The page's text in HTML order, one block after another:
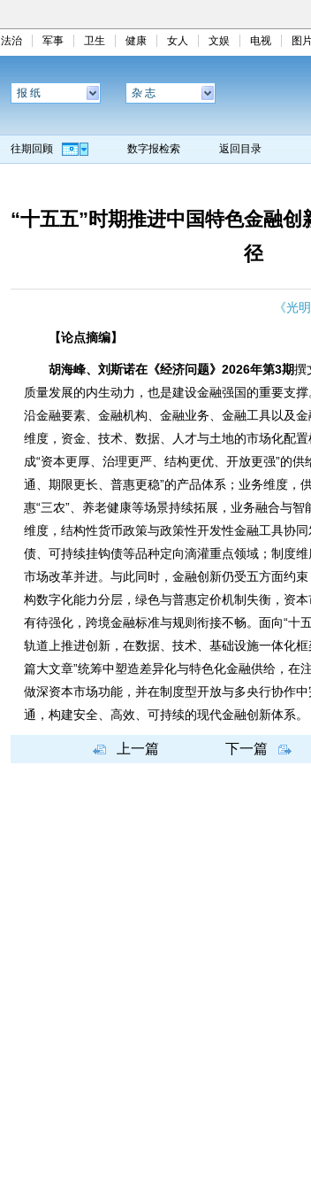
法治 军事 卫生 健康 女人 文娱 电视 图
报 纸 杂 志
往期回顾 数字报检索 返回目录
“十五五”时期推进中国特色金融
径
《光
【论点摘编】
胡海峰、刘斯诺在《经济问题》2026年第3期撰
质量发展的内生动力，也是建设金融强国的重要支
沿金融要素、金融机构、金融业务、金融工具以及
维度，资金、技术、数据、人才与土地的市场化配
成“资本更厚、治理更严、结构更优、开放更强”的
通、期限更长、普惠更稳”的产品体系；业务维度，
惠“三农”、养老健康等场景持续拓展，业务融合与
维度，结构性货币政策与政策性开发性金融工具协
债、可持续挂钩债等品种定向滴灌重点领域；制度
市场改革并进。与此同时，金融创新仍受五方面约
构数字化能力分层，绿色与普惠定价机制失衡，资
有待强化，跨境金融标准与规则衔接不畅。面向“十
轨道上推进创新，在数据、技术、基础设施一体化
篇大文章”统筹中塑造差异化与特色化金融供给，在
做深资本市场功能，并在制度型开放与多央行协作
通，构建安全、高效、可持续的现代金融创新体系。
上一篇 下一篇